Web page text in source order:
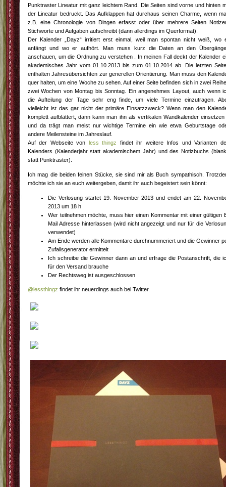
Punktraster Lineatur mit ganz leichtem Rand. Die Seiten sind vorne und hinten
der Lineatur bedruckt. Das Aufklappen hat durchaus seinen Charme, wenn
z.B. eine Chronologie von Dingen erfasst oder über mehrere Seiten
Stichworte und Aufgaben aufschreibt (dann allerdings im Querformat).
Der Kalender „Dayz“ irritiert erst einmal, weil man spontan nicht weiß, wo
anfängt und wo er aufhört. Man muss kurz die Daten an den
anschauen, um die Ordnung zu verstehen . In meinen Fall deckt der Kalender
akademisches Jahr vom 01.10.2013 bis zum 01.10.2014 ab. Die letzten
enthalten Jahresübersichten zur generellen Orientierung. Man muss den
quer halten, um eine Woche zu sehen. Auf einer Seite befinden sich in zwei
zwei Wochen von Montag bis Sonntag. Ein angenehmes Layout, auch wenn
die Aufteilung der Tage sehr eng finde, um viele Termine einzutragen.
vielleicht ist das gar nicht der primäre Einsatzzweck? Wenn man den
komplett aufblättert, dann kann man ihn als vertikalen Wandkalender einsetzen
und da trägt man meist nur wichtige Termine ein wie etwa Geburtstage
andere Meilensteine im Jahreslauf.
Auf der Webseite von less thingz
findet ihr weitere Infos und Varianten
Kalenders (Kalenderjahr statt akademischem Jahr) und des Notizbuchs
statt Punktraster).
Ich mag die beiden feinen Stücke, sie sind mir als Buch sympathisch.
möchte ich sie an euch weitergeben, damit ihr auch begeistert sein könnt:
Die Verlosung startet 19. November 2013 und endet am 22.
2013 um 18 h
Wer teilnehmen möchte, muss hier einen Kommentar mit einer gültigen
Mail Adresse hinterlassen (wird nicht angezeigt und nur für die
verwendet)
Am Ende werden alle Kommentare durchnummeriert und die Gewinner
Zufallsgenerator ermittelt
Ich schreibe die Gewinner dann an und erfrage die Postanschrift, die
für den Versand brauche
Der Rechtsweg ist ausgeschlossen
@lessthingz findet ihr neuerdings auch bei Twitter.